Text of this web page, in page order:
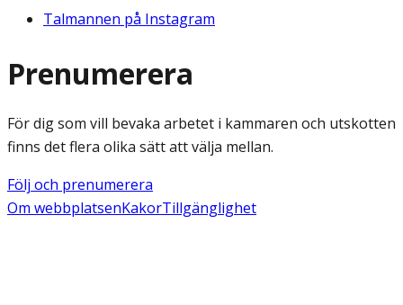
Talmannen på Instagram
Prenumerera
För dig som vill bevaka arbetet i kammaren och utskotten
finns det flera olika sätt att välja mellan.
Följ och prenumerera
Om webbplatsenKakorTillgänglighet